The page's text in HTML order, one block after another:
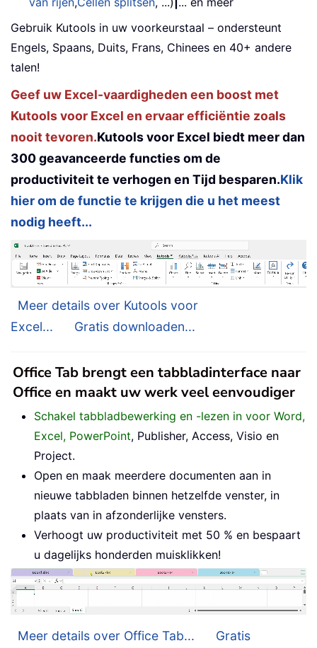
Gebruik Kutools in uw voorkeurstaal – ondersteunt
Engels, Spaans, Duits, Frans, Chinees en 40+ andere
talen!
Geef uw Excel-vaardigheden een boost met
Kutools voor Excel en ervaar efficiëntie zoals
nooit tevoren.Kutools voor Excel biedt meer dan
300 geavanceerde functies om de
productiviteit te verhogen en Tijd besparen.Klik
hier om de functie te krijgen die u het meest
nodig heeft...
Meer details over Kutools voor
Excel...
Gratis downloaden...
Office Tab brengt een tabbladinterface naar
Office en maakt uw werk veel eenvoudiger
Schakel tabbladbewerking en -lezen in voor Word,
Excel, PowerPoint, Publisher, Access, Visio en
Project.
Open en maak meerdere documenten aan in
nieuwe tabbladen binnen hetzelfde venster, in
plaats van in afzonderlijke vensters.
Verhoogt uw productiviteit met 50 % en bespaart
u dagelijks honderden muisklikken!
Meer details over Office Tab...
Gratis